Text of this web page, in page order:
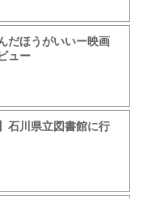
だほうがいいー映画
ュー
石川県立図書館に行